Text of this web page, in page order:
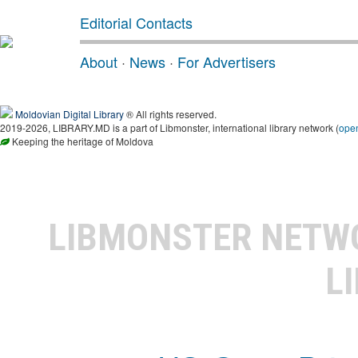
Editorial Contacts
About · News · For Advertisers
Moldovian Digital Library® All rights reserved.
2019-2026, LIBRARY.MD is a part of Libmonster, international library network (
Keeping the heritage of Moldova
LIBMONSTER